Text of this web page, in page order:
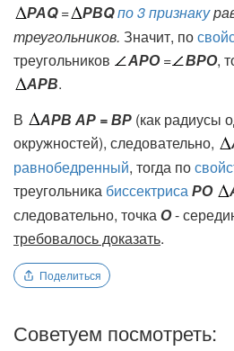
РАQ= РВQпо 3 признаку
треугольников. Значит, по
треугольников
АРО= ВРО,
АРВ.
В
АРВ АР = ВР (как радиусы
окружностей), следовательно,
равнобедренный, тогда по
треугольника биссектрисаРО
следовательно, точкаО-
требовалось доказать.
Поделиться
Советуем посмотреть: